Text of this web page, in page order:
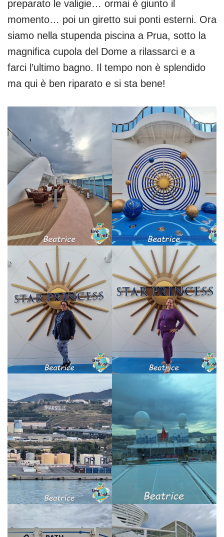
preparato le valigie… ormai è giunto il
momento… poi un giretto sui ponti esterni. Ora
siamo nella stupenda piscina a Prua, sotto la
magnifica cupola del Dome a rilassarci e a
farci l’ultimo bagno. Il tempo non è splendido
ma qui è ben riparato e si sta bene!